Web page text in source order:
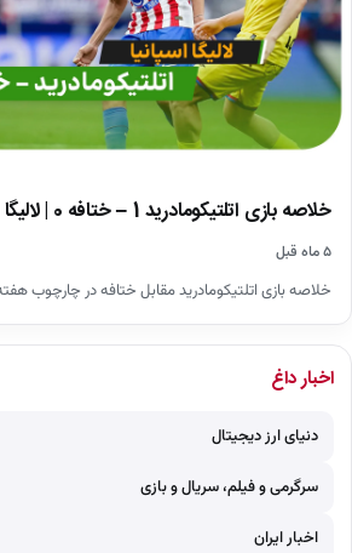
خلاصه بازی اتلتیکومادرید 1 – ختافه 0 | لالیگا اسپانیا
۵ ماه قبل
خلاصه بازی اتلتیکومادرید مقابل ختافه در چارچوب هفته 28 لالیگا فصل 26-
اخبار داغ
دنیای ارز دیجیتال
سرگرمی و فیلم، سریال و بازی
اخبار ایران